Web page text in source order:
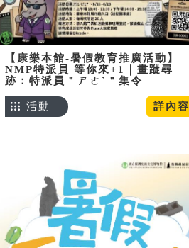
【康樂本館-暑假教育推廣活動】
NMP特派員 等你來+1｜畫蹤尋
跡：特派員＂ㄕㄜˋ＂集令
詳內容
活動